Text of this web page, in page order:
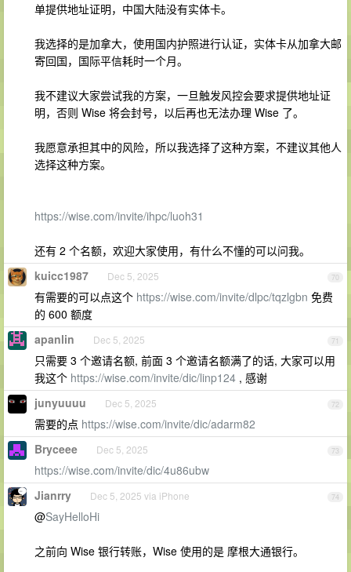
单提供地址证明，中国大陆没有实体卡。
我选择的是加拿大，使用国内护照进行认证，实体卡从加拿大邮
寄回国，国际平信耗时一个月。
我不建议大家尝试我的方案，一旦触发风控会要求提供地址证
明，否则 Wise 将会封号，以后再也无法办理 Wise 了。
我愿意承担其中的风险，所以我选择了这种方案，不建议其他人
选择这种方案。
https://wise.com/invite/ihpc/luoh31
还有 2 个名额，欢迎大家使用，有什么不懂的可以问我。
70
kuicc1987 Dec 5, 2025
有需要的可以点这个 https://wise.com/invite/dlpc/tqzlgbn 免费
的 600 额度
71
apanlin Dec 5, 2025
只需要 3 个邀请名额, 前面 3 个邀请名额满了的话, 大家可以用
我这个 https://wise.com/invite/dic/linp124 , 感谢
72
junyuuuu Dec 5, 2025
需要的点 https://wise.com/invite/dic/adarm82
73
Bryceee Dec 5, 2025
https://wise.com/invite/dic/4u86ubw
74
Jianrry Dec 5, 2025 via iPhone
@SayHelloHi
之前向 Wise 银行转账，Wise 使用的是 摩根大通银行。